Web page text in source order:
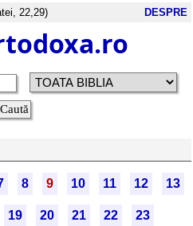
22,29) DESPRE
8 9 10 11 12 13
19 20 21 22 23